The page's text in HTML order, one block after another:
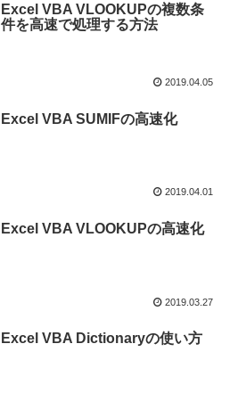
Excel VBA VLOOKUPの複数条
件を高速で処理する方法
2019.04.05
Excel VBA SUMIFの高速化
2019.04.01
Excel VBA VLOOKUPの高速化
2019.03.27
Excel VBA Dictionaryの使い方